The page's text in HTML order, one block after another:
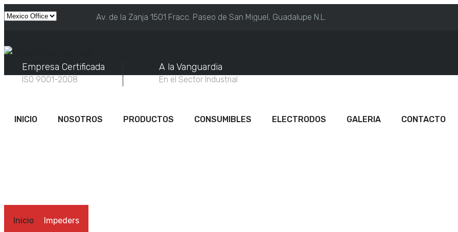
Av. de la Zanja 1501 Fracc. Paseo de San Miguel, Guadalupe N.L.
Empresa Certificada
ISO 9001-2008
A la Vanguardia
En el Sector Industrial
INICIO NOSOTROS PRODUCTOS CONSUMIBLES ELECTRODOS GALERIA CONTACTO
Inicio Impeders